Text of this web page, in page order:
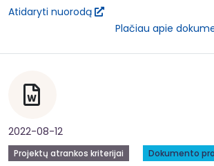
Atidaryti nuorodą
Plačiau apie
2022-08-12
Projektų atrankos kriterijai Dokumento